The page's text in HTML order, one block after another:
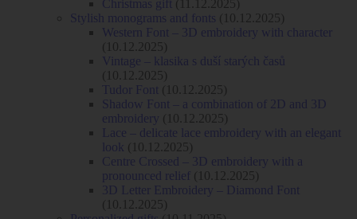
Christmas gift (11.12.2025)
Stylish monograms and fonts (10.12.2025)
Western Font – 3D embroidery with character
(10.12.2025)
Vintage – klasika s duší starých časů
(10.12.2025)
Tudor Font (10.12.2025)
Shadow Font – a combination of 2D and 3D
embroidery (10.12.2025)
Lace – delicate lace embroidery with an elegant
look (10.12.2025)
Centre Crossed – 3D embroidery with a
pronounced relief (10.12.2025)
3D Letter Embroidery – Diamond Font
(10.12.2025)